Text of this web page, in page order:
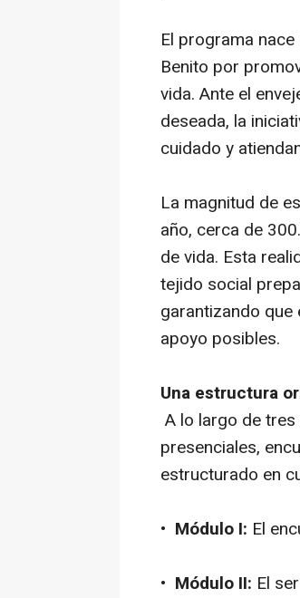
El programa
Benito por
vida. Ante el
deseada, la
cuidado y
La magnitud de
año, cerca de
de vida. Esta
tejido social
garantizando
apoyo posibles.
Una estructura
A lo largo de
presenciales,
estructurado en
• Módulo I: El
• Módulo II: El